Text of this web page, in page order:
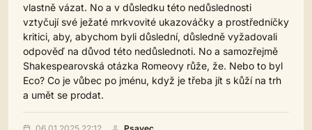
vlastně vázat. No a v důsledku této nedůslednosti
vztyčují své ježaté mrkvovité ukazováčky a prostředníčky
kritici, aby, abychom byli důslední, důsledně vyžadovali
odpověď na důvod této nedůslednoti. No a samozřejmě
Shakespearovská otázka Romeovy růže, že. Nebo to byl
Eco? Co je vůbec po jménu, když je třeba jít s kůží na trh
a umět se prodat.